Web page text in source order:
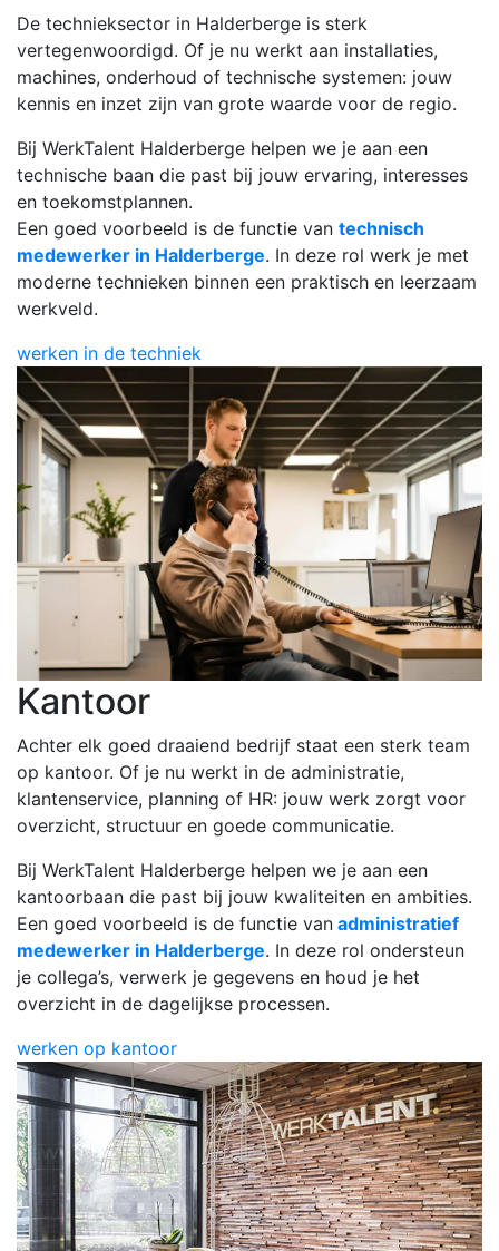
De technieksector in Halderberge is sterk
vertegenwoordigd. Of je nu werkt aan installaties,
machines, onderhoud of technische systemen: jouw
kennis en inzet zijn van grote waarde voor de regio.
Bij WerkTalent Halderberge helpen we je aan een
technische baan die past bij jouw ervaring, interesses
en toekomstplannen.
Een goed voorbeeld is de functie van technisch
medewerker in Halderberge. In deze rol werk je met
moderne technieken binnen een praktisch en leerzaam
werkveld.
werken in de techniek
Kantoor
Achter elk goed draaiend bedrijf staat een sterk team
op kantoor. Of je nu werkt in de administratie,
klantenservice, planning of HR: jouw werk zorgt voor
overzicht, structuur en goede communicatie.
Bij WerkTalent Halderberge helpen we je aan een
kantoorbaan die past bij jouw kwaliteiten en ambities.
Een goed voorbeeld is de functie van administratief
medewerker in Halderberge. In deze rol ondersteun
je collega’s, verwerk je gegevens en houd je het
overzicht in de dagelijkse processen.
werken op kantoor